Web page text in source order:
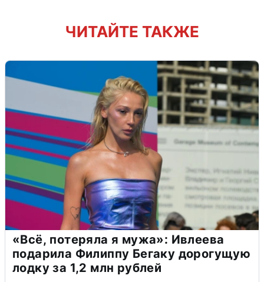
ЧИТАЙТЕ ТАКЖЕ
«Всё, потеряла я мужа»: Ивлеева
подарила Филиппу Бегаку дорогущую
лодку за 1,2 млн рублей